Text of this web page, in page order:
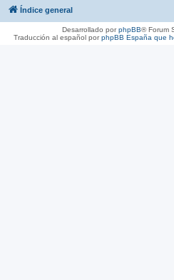
Índice general
Desarrollado porphpBB® Forum
Traducción al español porphpBB España que